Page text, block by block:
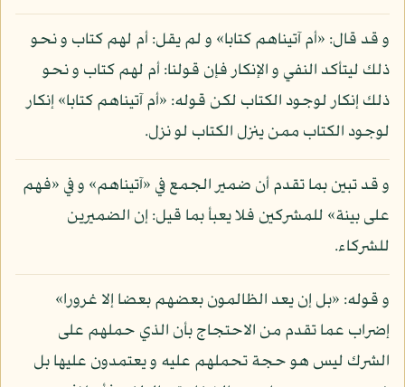
و قد قال: «أم آتيناهم كتابا» و لم يقل: أم لهم كتاب و نحو
ذلك ليتأكد النفي و الإنكار فإن قولنا: أم لهم كتاب و نحو
ذلك إنكار لوجود الكتاب لكن قوله: «أم آتيناهم كتابا» إنكار
لوجود الكتاب ممن ينزل الكتاب لو نزل.
و قد تبين بما تقدم أن ضمير الجمع في «آتيناهم» و في «فهم
على بينة» للمشركين فلا يعبأ بما قيل: إن الضميرين
للشركاء.
و قوله: «بل إن يعد الظالمون بعضهم بعضا إلا غرورا»
إضراب عما تقدم من الاحتجاج بأن الذي حملهم على
الشرك ليس هو حجة تحملهم عليه و يعتمدون عليها بل